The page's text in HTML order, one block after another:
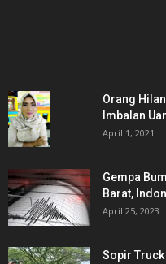
Orang
Imbalan
April 1, 2021
Gempa
Barat,
April 25, 2023
Sopir